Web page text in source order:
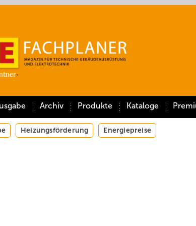
Archiv Produkte Kataloge
Heizungsförderung Energiepreise